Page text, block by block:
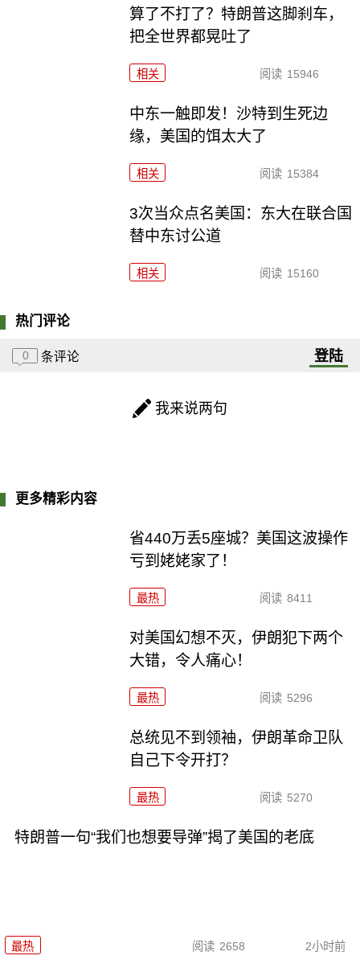
算了不打了？特朗普这脚刹车，
把全世界都晃吐了
相关 阅读 15946
中东一触即发！沙特到生死边
缘，美国的饵太大了
相关 阅读 15384
3次当众点名美国：东大在联合国
替中东讨公道
相关 阅读 15160
热门评论
0 条评论 登陆
我来说两句
更多精彩内容
省440万丢5座城？美国这波操作
亏到姥姥家了！
最热 阅读 8411
对美国幻想不灭，伊朗犯下两个
大错，令人痛心！
最热 阅读 5296
总统见不到领袖，伊朗革命卫队
自己下令开打？
最热 阅读 5270
特朗普一句“我们也想要导弹”揭了美国的老底
最热 阅读 2658 2小时前